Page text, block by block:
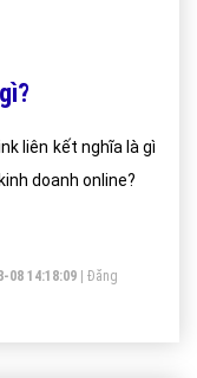
liên kết nghĩa là gì
doanh online?
08 14:18:09
Đăng